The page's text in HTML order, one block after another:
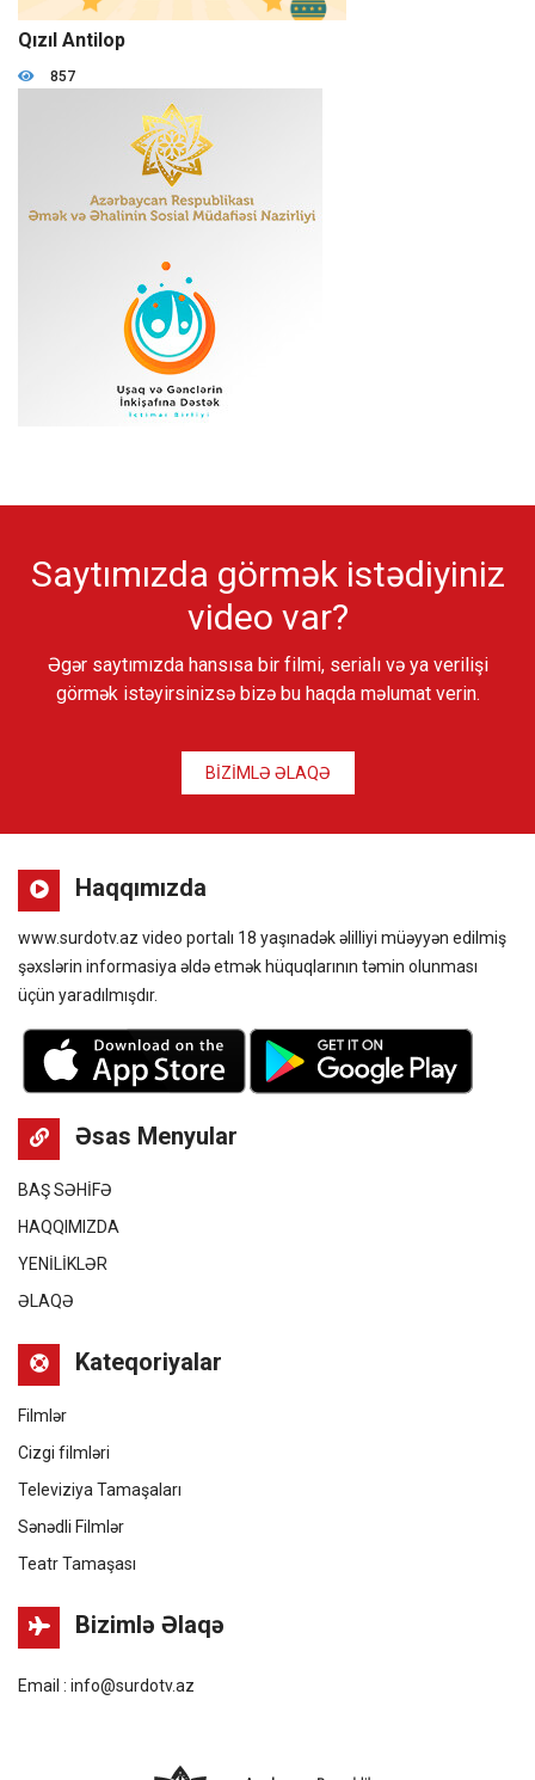
Qızıl Antilop
857
Saytımızda görmək istədiyiniz
video var?
Əgər saytımızda hansısa bir filmi, serialı və ya verilişi
görmək istəyirsinizsə bizə bu haqda məlumat verin.
BİZİMLƏ ƏLAQƏ
Haqqımızda
www.surdotv.az video portalı 18 yaşınadək əlilliyi müəyyən edilmiş
şəxslərin informasiya əldə etmək hüquqlarının təmin olunması
üçün yaradılmışdır.
Əsas Menyular
BAŞ SƏHİFƏ
HAQQIMIZDA
YENİLİKLƏR
ƏLAQƏ
Kateqoriyalar
Filmlər
Cizgi filmləri
Televiziya Tamaşaları
Sənədli Filmlər
Teatr Tamaşası
Bizimlə Əlaqə
Email : info@surdotv.az